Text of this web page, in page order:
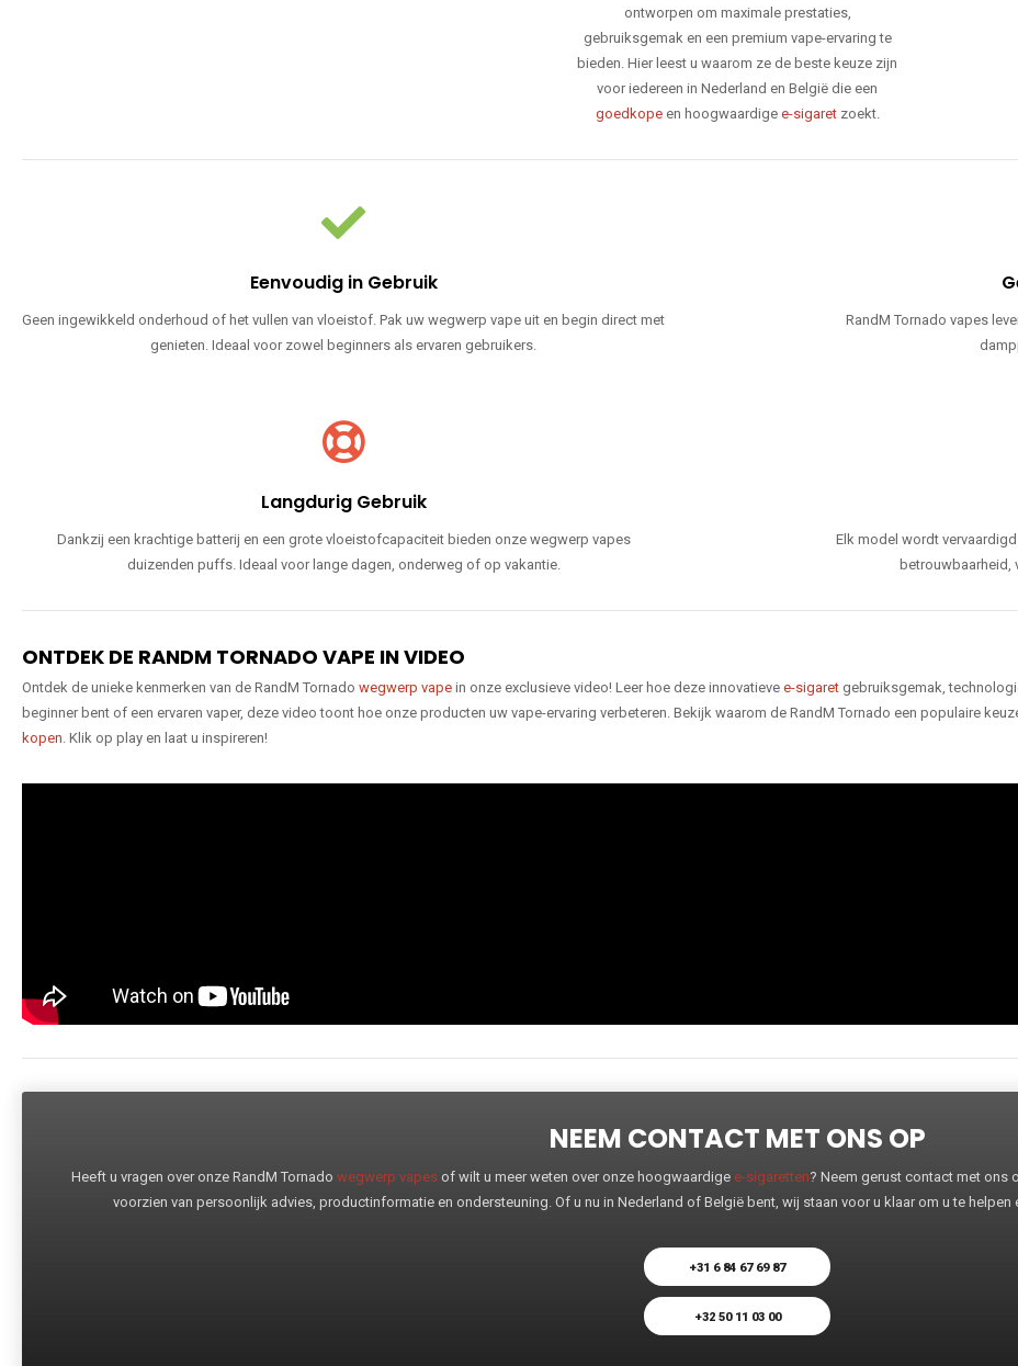
ontworpen om maximale prestaties,
gebruiksgemak en een premium vape-ervaring te
bieden. Hier leest u waarom ze de beste keuze zijn
voor iedereen in Nederland en België die een
goedkopeen hoogwaardige e-sigaretzoekt.
Eenvoudig in Gebruik
Geen ingewikkeld onderhoud of het vullen van vloeistof. Pak uw wegwerp vape uit en begin direct met
genieten. Ideaal voor zowel beginners als ervaren gebruikers.
RandM Tornado vapes
Langdurig Gebruik
Dankzij een krachtige batterij en een grote vloeistofcapaciteit bieden onze wegwerp vapes
duizenden puffs. Ideaal voor lange dagen, onderweg of op vakantie.
Elk model wordt
betrouwbaarheid,
ONTDEK DE RANDM TORNADO VAPE IN VIDEO
Ontdek de unieke kenmerken van de RandM Tornado wegwerp vape in onze exclusieve video! Leer hoe deze innovatieve e-sigaret gebruiksgemak,
beginner bent of een ervaren vaper, deze video toont hoe onze producten uw vape-ervaring verbeteren. Bekijk waarom de RandM Tornado een populaire
kopen. Klik op play en laat u inspireren!
NEEM CONTACT MET ONS OP
Heeft u vragen over onze RandM Tornado wegwerp vapes of wilt u meer weten over onze hoogwaardige e-sigaretten? Neem gerust contact met ons
voorzien van persoonlijk advies, productinformatie en ondersteuning. Of u nu in Nederland of België bent, wij staan voor u klaar om u te helpen
+31 6 84 67 69 87
+32 50 11 03 00